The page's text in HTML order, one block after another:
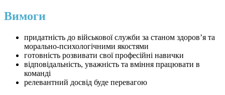
Вимоги
придатність до військової служби за станом здоров’я та
морально-психологічними якостями
готовність розвивати свої професійні навички
відповідальність, уважність та вміння працювати в
команді
релевантний досвід буде перевагою